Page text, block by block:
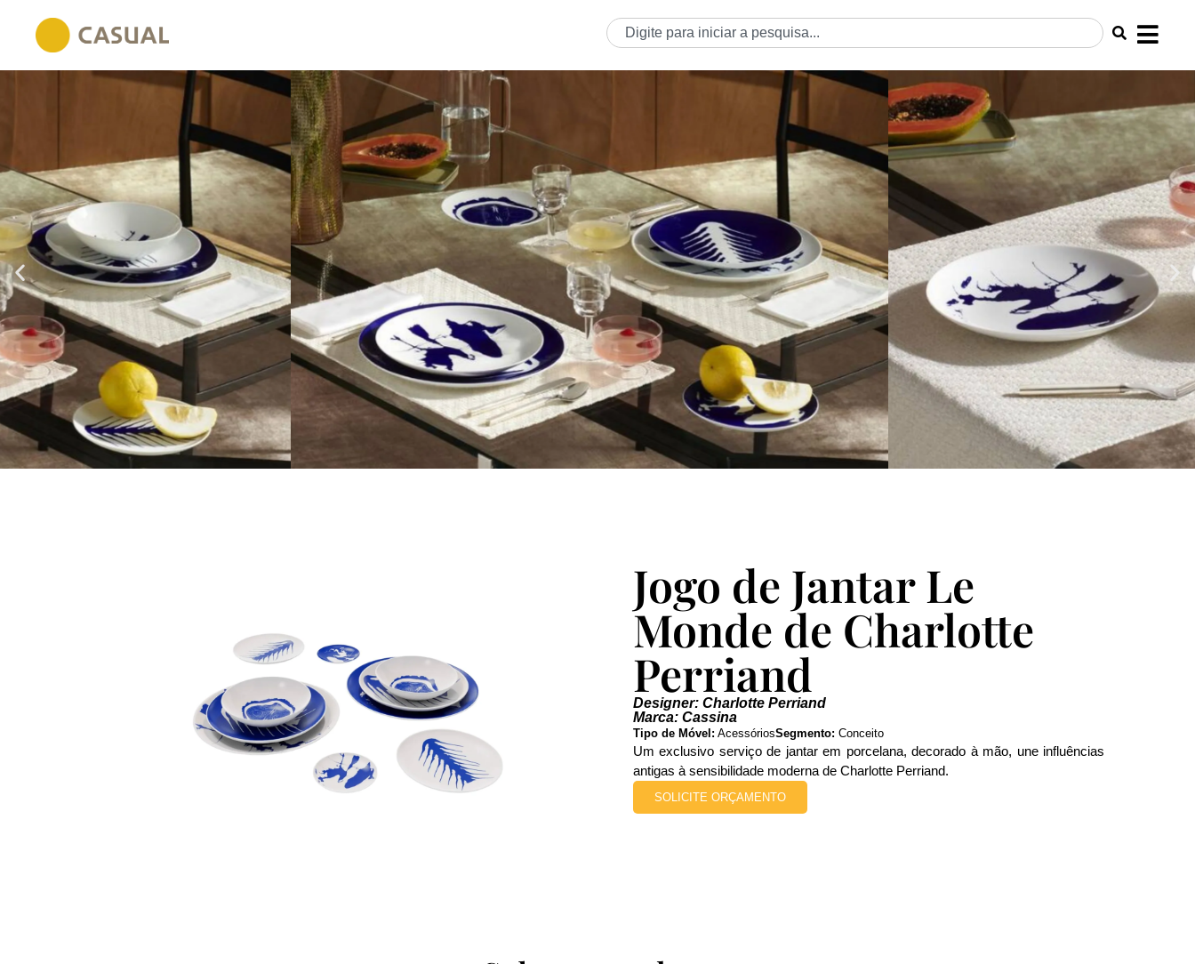
Jogo de Jantar Le
Monde de Charlotte
Perriand
Designer: Charlotte Perriand
Marca: Cassina
Tipo de Móvel: AcessóriosSegmento: Conceito
Um exclusivo serviço de jantar em porcelana, decorado à mão, une influências
antigas à sensibilidade moderna de Charlotte Perriand.
SOLICITE ORÇAMENTO